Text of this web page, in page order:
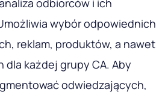
konkretnego odwiedzającego.
zostanie poświęcona analizie
stronie, a także jego nawyków
maksymalizacji
Każdy klient powinien